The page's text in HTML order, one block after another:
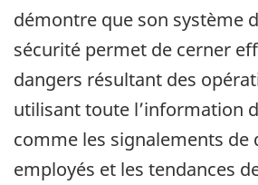
démontre que son système
sécurité permet de cerner
dangers résultant des
utilisant toute l’information
comme les signalements de
employés et les tendances